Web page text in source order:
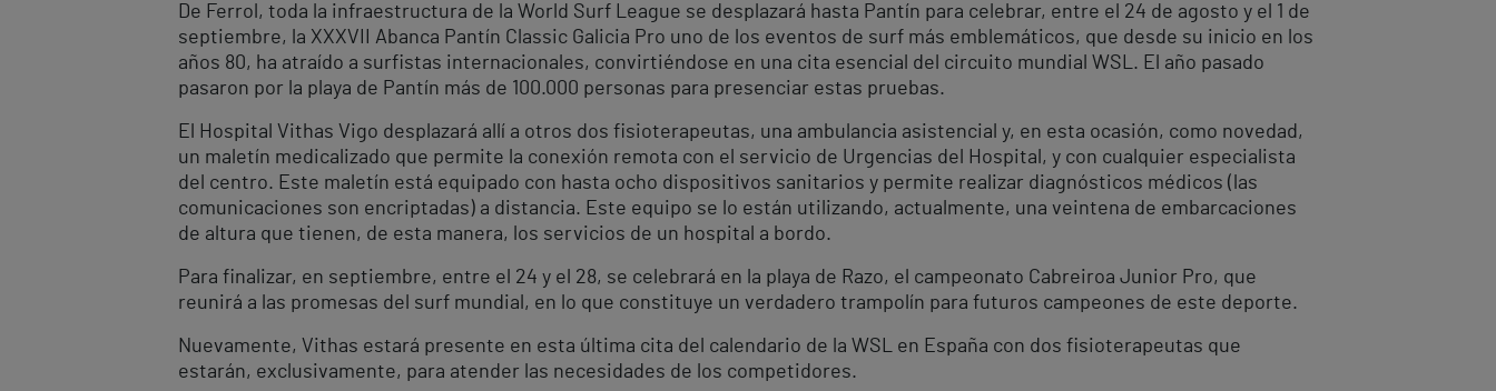
De Ferrol, toda la infraestructura de la World Surf League se desplazará hasta Pantín para celebrar, entre el 24 de agosto y el 1 de
septiembre, la XXXVII Abanca Pantín Classic Galicia Pro uno de los eventos de surf más emblemáticos, que desde su inicio en los
años 80, ha atraído a surfistas internacionales, convirtiéndose en una cita esencial del circuito mundial WSL. El año pasado
pasaron por la playa de Pantín más de 100.000 personas para presenciar estas pruebas.
El Hospital Vithas Vigo desplazará allí a otros dos fisioterapeutas, una ambulancia asistencial y, en esta ocasión, como novedad,
un maletín medicalizado que permite la conexión remota con el servicio de Urgencias del Hospital, y con cualquier especialista
del centro. Este maletín está equipado con hasta ocho dispositivos sanitarios y permite realizar diagnósticos médicos (las
comunicaciones son encriptadas) a distancia. Este equipo se lo están utilizando, actualmente, una veintena de embarcaciones
de altura que tienen, de esta manera, los servicios de un hospital a bordo.
Para finalizar, en septiembre, entre el 24 y el 28, se celebrará en la playa de Razo, el campeonato Cabreiroa Junior Pro, que
reunirá a las promesas del surf mundial, en lo que constituye un verdadero trampolín para futuros campeones de este deporte.
Nuevamente, Vithas estará presente en esta última cita del calendario de la WSL en España con dos fisioterapeutas que
estarán, exclusivamente, para atender las necesidades de los competidores.